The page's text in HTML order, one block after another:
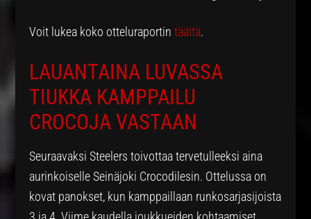
Voit lukea koko otteluraportintäältä.
LAUANTAINA LUVASSA
TIUKKA KAMPPAILU
CROCOJA VASTAAN
Seuraavaksi Steelers toivottaa tervetulleeksi aina
aurinkoiselle Seinäjoki Crocodilesin. Ottelussa on
kovat panokset, kun kamppaillaan runkosarjasijoista